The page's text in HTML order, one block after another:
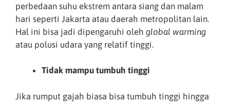
perbedaan suhu ekstrem antara siang dan malam
hari seperti Jakarta atau daerah metropolitan lain.
Hal ini bisa jadi dipengaruhi oleh global warming
atau polusi udara yang relatif tinggi.
Tidak mampu tumbuh tinggi
Jika rumput gajah biasa bisa tumbuh tinggi hingga